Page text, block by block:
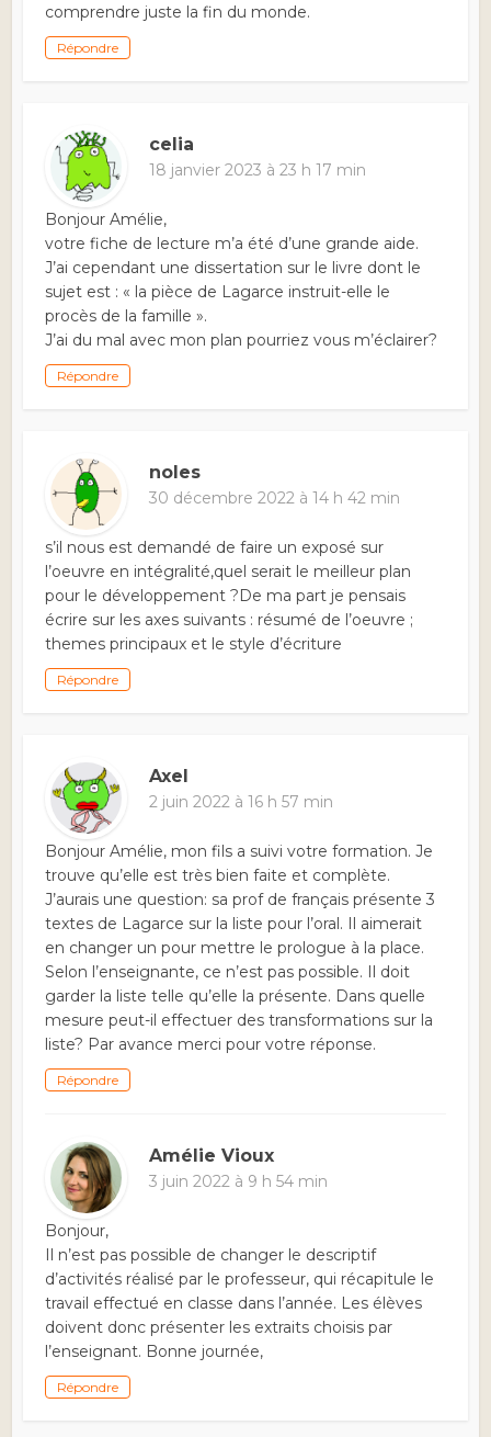
comprendre juste la fin du monde.
Répondre
celia
18 janvier 2023 à 23 h 17 min
Bonjour Amélie,
votre fiche de lecture m’a été d’une grande aide.
J’ai cependant une dissertation sur le livre dont le
sujet est : « la pièce de Lagarce instruit-elle le
procès de la famille ».
J’ai du mal avec mon plan pourriez vous m’éclairer?
Répondre
noles
30 décembre 2022 à 14 h 42 min
s’il nous est demandé de faire un exposé sur
l’oeuvre en intégralité,quel serait le meilleur plan
pour le développement ?De ma part je pensais
écrire sur les axes suivants : résumé de l’oeuvre ;
themes principaux et le style d’écriture
Répondre
Axel
2 juin 2022 à 16 h 57 min
Bonjour Amélie, mon fils a suivi votre formation. Je
trouve qu’elle est très bien faite et complète.
J’aurais une question: sa prof de français présente 3
textes de Lagarce sur la liste pour l’oral. Il aimerait
en changer un pour mettre le prologue à la place.
Selon l’enseignante, ce n’est pas possible. Il doit
garder la liste telle qu’elle la présente. Dans quelle
mesure peut-il effectuer des transformations sur la
liste? Par avance merci pour votre réponse.
Répondre
Amélie Vioux
3 juin 2022 à 9 h 54 min
Bonjour,
Il n’est pas possible de changer le descriptif
d’activités réalisé par le professeur, qui récapitule le
travail effectué en classe dans l’année. Les élèves
doivent donc présenter les extraits choisis par
l’enseignant. Bonne journée,
Répondre